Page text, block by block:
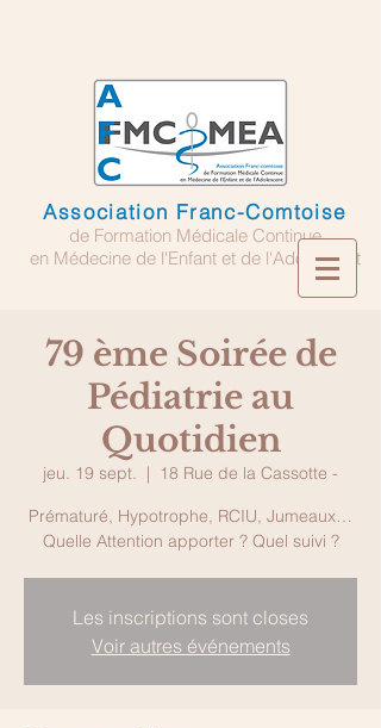
Association Franc-Comtoise
de Formation Médicale Continue
en Médecine de l'Enfant et de l'Adolescent
79 ème Soirée de
Pédiatrie au
Quotidien
jeu. 19 sept.
  |
18 Rue de la Cassotte -
Prématuré, Hypotrophe, RCIU, Jumeaux…
Quelle Attention apporter ? Quel suivi ?
Les inscriptions sont closes
Voir autres événements